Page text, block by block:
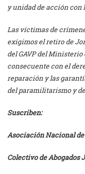
y unidad de acción con
Las víctimas de
exigimos el retiro de
del GAVP del
consecuente con el
reparación y las
del paramilitarismo y
Suscriben:
Asociación Nacional
Colectivo de Abogados